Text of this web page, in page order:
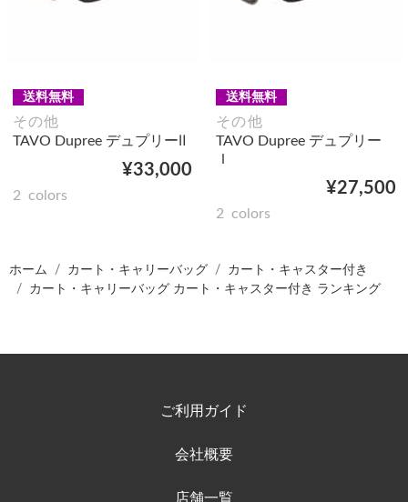
送料無料
その他
TAVO Dupree デュプリーⅡ
¥33,000
2 colors
送料無料
その他
TAVO Dupree デュプリー
¥27,500
2 colors
ホーム カート・キャリーバッグ
カート・キャスター付き
カート・キャリーバッグ カート・キャスター付き ランキング
ご利用ガイド
会社概要
店舗一覧